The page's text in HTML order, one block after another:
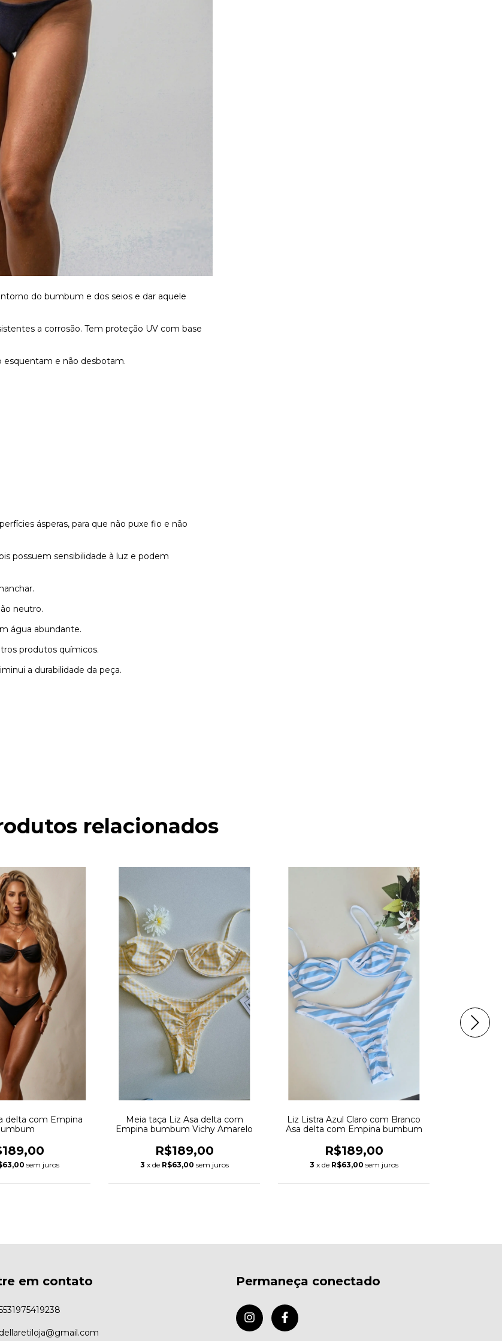
do bumbum e dos seios e dar aquele
a corrosão. Tem proteção UV com base
esquentam e não desbotam.
ásperas, para que não puxe fio e não
possuem sensibilidade à luz e podem
neutro.
água abundante.
produtos químicos.
a durabilidade da peça.
relacionados
delta com Empina
sem juros
Meia taça Liz Asa delta com
Empina bumbum Vichy Amarelo
R$189,00
3 x de R$63,00 sem juros
Liz Listra Azul Claro com Branco
Asa delta com Empina bumbum
R$189,00
3 x de R$63,00 sem juros
em contato
dellaretiloja@gmail.com
Permaneça conectado